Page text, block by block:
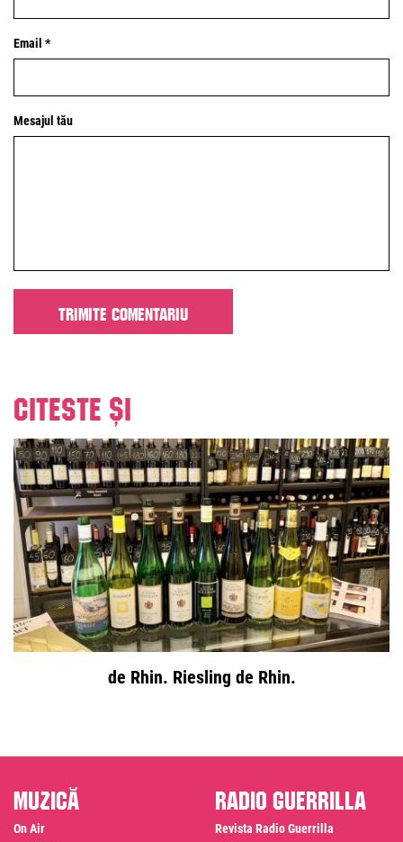
Email *
Mesajul tău
Citeste și
de Rhin. Riesling de Rhin.
Muzică
On Air
Radio Guerrilla
Revista Radio Guerrilla